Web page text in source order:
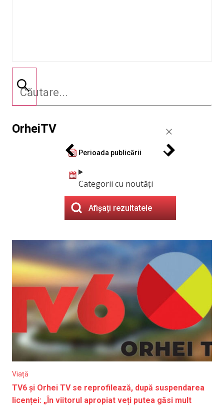
OrheiTV
Perioada publicării
Categorii cu noutăți
Afișați rezultatele
Viață
TV6 și Orhei TV se reprofilează, după suspendarea
licenței: „În viitorul apropiat veți putea găsi mult